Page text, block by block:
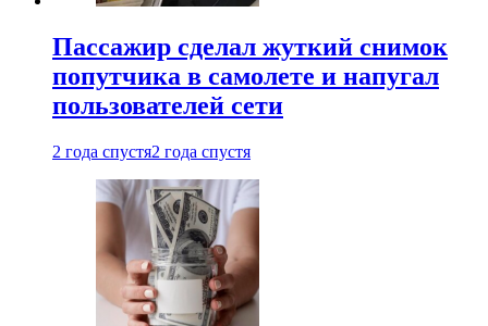
Пассажир сделал жуткий снимок
попутчика в самолете и напугал
пользователей сети
2 года спустя2 года спустя